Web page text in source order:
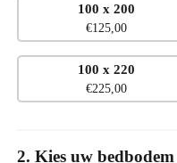
100 x 200
€125,00
100 x 220
€225,00
2 Kies uw bedbodem